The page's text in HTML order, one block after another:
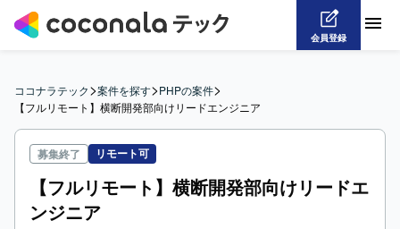
会員登録
ココナラテック>案件を探す>PHPの案件>
【フルリモート】横断開発部向けリードエンジニア
募集終了 リモート可
【フルリモート】横断開発部向けリードエ
ンジニア